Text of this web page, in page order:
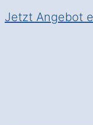
Jetzt Angebot